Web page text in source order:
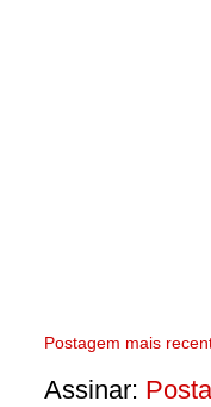
Postagem mais
Assinar: